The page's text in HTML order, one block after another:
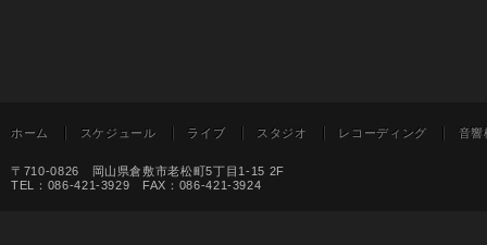
ホーム スケジュール ライブ スタジオ レコーディング 音響
〒710-0826 岡山県倉敷市老松町5丁目1-15 2F
TEL：086-421-3929 FAX：086-421-3924